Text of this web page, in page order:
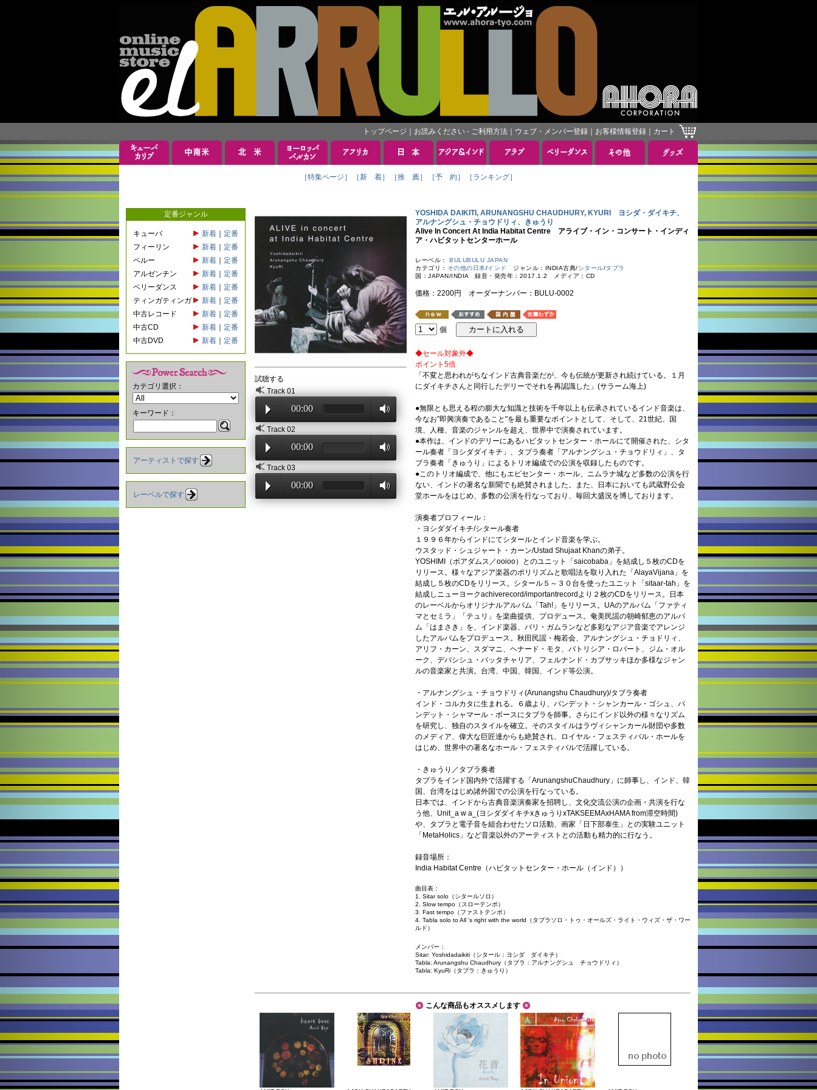
トップページ お読みください - ご利用方法 ウェブ・メンバー登録 お客様情報登録 カート
［特集ページ］ ［新 着］ ［推 薦］ ［予 約］ ［ランキング］
定番ジャンル
キューバ 新着
定番
フィーリン
新着
定番
ペルー
新着
定番
アルゼンチン
新着
定番
ベリーダンス
新着
定番
ティンガティンガ
新着
定番
中古レコード
新着
定番
中古CD
新着
定番
中古DVD
新着 定番
カテゴリ選択：
キーワード：
アーティストで探す
レーベルで探す
試聴する
Track 01
00:00
Track 02
00:00
Track 03
00:00
YOSHIDA DAIKITI, ARUNANGSHU CHAUDHURY, KYURI ヨシダ・ダイキチ、
アルナングシュ・チョウドリィ、きゅうり
Alive In Concert At India Habitat Centre アライブ・イン・コンサート・インディ
ア・ハビタットセンターホール
レーベル： BULUBULU JAPAN
カテゴリ： その他の日本/インド ジャンル：INDIA古典/シタール/タブラ
国：JAPAN/INDIA 録音・発売年：2017.1.2 メディア：CD
価格：2200円 オーダーナンバー：BULU-0002
個
◆セール対象外◆
ポイント5倍
「不変と思われがちなインド古典音楽だが、今も伝統が更新され続けている。１月
にダイキチさんと同行したデリーでそれを再認識した」(サラーム海上)
●無限とも思える程の膨大な知識と技術を千年以上も伝承されているインド音楽は、
今なお”即興演奏であること"を最も重要なポイントとして、そして、21世紀、国
境、人種、音楽のジャンルを超え、世界中で演奏されています。
●本作は、インドのデリーにあるハビタットセンター・ホールにて開催された、シタ
ール奏者「ヨシダダイキチ」、タブラ奏者「アルナングシュ・チョウドリィ」、タ
ブラ奏者「きゅうり」によるトリオ編成での公演を収録したものです。
●このトリオ編成で、他にもエピセンター・ホール、ニムラナ城など多数の公演を行
ない、インドの著名な新聞でも絶賛されました。また、日本においても武蔵野公会
堂ホールをはじめ、多数の公演を行なっており、毎回大盛況を博しております。
演奏者プロフィール：
・ヨシダダイキチ/シタール奏者
１９９６年からインドにてシタールとインド音楽を学ぶ。
ウスタッド・シュジャート・カーン/Ustad Shujaat Khanの弟子。
YOSHIMI（ボアダムス／ooioo）とのユニット「saicobaba」を結成し５枚のCDを
リリース。様々なアジア楽器のポリリズムと歌唱法を取り入れた「AlayaVijana」を
結成し５枚のCDをリリース。シタール５～３０台を使ったユニット「sitaar-tah」を
結成しニューヨークachiverecord/importantrecordより２枚のCDをリリース。日本
のレーベルからオリジナルアルバム「Tah!」をリリース。UAのアルバム「ファティ
マとセミラ」「テュリ」を楽曲提供、プロデュース。奄美民謡の朝崎郁恵のアルバ
ム「はまさき」を、インド楽器、バリ・ガムランなど多彩なアジア音楽でアレンジ
したアルバムをプロデュース。秋田民謡・梅若会、アルナングシュ・チョドリィ、
アリフ・カーン、スダマニ、ヘナード・モタ、パトリシア・ロバート、ジム・オル
ーク、デバシシュ・バッタチャリア、フェルナンド・カブサッキほか多様なジャン
ルの音楽家と共演。台湾、中国、韓国、インド等公演。
・アルナングシュ・チョウドリィ(Arunangshu Chaudhury)/タブラ奏者
インド・コルカタに生まれる。６歳より、パンデット・シャンカール・ゴシュ、パ
ンデット・シャマール・ボースにタブラを師事。さらにインド以外の様々なリズム
を研究し、独自のスタイルを確立。そのスタイルはラヴィシャンカール財団や多数
のメディア、偉大な巨匠達からも絶賛され、ロイヤル・フェスティバル・ホールを
はじめ、世界中の著名なホール・フェスティバルで活躍している。
・きゅうり／タブラ奏者
タブラをインド国内外で活躍する「ArunangshuChaudhury」に師事し、インド、韓
国、台湾をはじめ諸外国での公演を行なっている。
日本では、インドから古典音楽演奏家を招聘し、文化交流公演の企画・共演を行な
う他、Unit_a w a_(ヨシダダイキチxきゅうりxTAKSEEMAxHAMA from滞空時間)
や、タブラと電子音を組合わせたソロ活動、画家「日下部泰生」との実験ユニット
「MetaHolics」など音楽以外のアーティストとの活動も精力的に行なう。
録音場所：
India Habitat Centre（ハビタットセンター・ホール（インド））
曲目表：
1. Sitar solo（シタールソロ）
2. Slow tempo（スローテンポ）
3. Fast tempo（ファストテンポ）
4. Tabla solo to All 's right with the world（タブラソロ・トゥ・オールズ・ライト・ウィズ・ザ・ワー
ルド）
メンバー：
Sitar: Yoshidadaikiti（シタール：ヨシダ ダイキチ）
Tabla: Arunangshu Chaudhury（タブラ：アルナングシュ チョウドリィ）
Tabla: KyuRi（タブラ：きゅうり）
こんな商品もオススメします